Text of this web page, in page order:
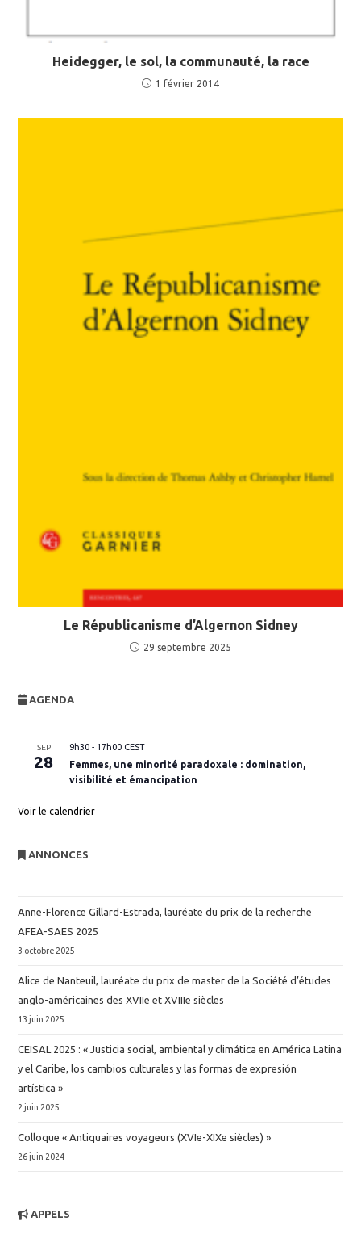
Heidegger, le sol, la communauté, la race
1 février 2014
Le Républicanisme d’Algernon Sidney
29 septembre 2025
AGENDA
SEP
28
9h30 - 17h00 CEST
Femmes, une minorité paradoxale : domination,
visibilité et émancipation
Voir le calendrier
ANNONCES
Anne-Florence Gillard-Estrada, lauréate du prix de la recherche
AFEA-SAES 2025
3 octobre 2025
Alice de Nanteuil, lauréate du prix de master de la Société d’études
anglo-américaines des XVIIe et XVIIIe siècles
13 juin 2025
CEISAL 2025 : « Justicia social, ambiental y climática en América Latina
y el Caribe, los cambios culturales y las formas de expresión
artística »
2 juin 2025
Colloque « Antiquaires voyageurs (XVIe-XIXe siècles) »
26 juin 2024
APPELS